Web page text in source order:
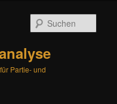
Partie- und